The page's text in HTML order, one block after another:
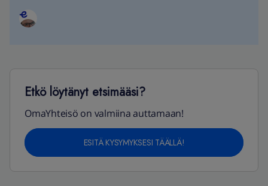
Etkö löytänyt etsimääsi?
OmaYhteisö on valmiina auttamaan!
ESITÄ KYSYMYKSESI TÄÄLLÄ!